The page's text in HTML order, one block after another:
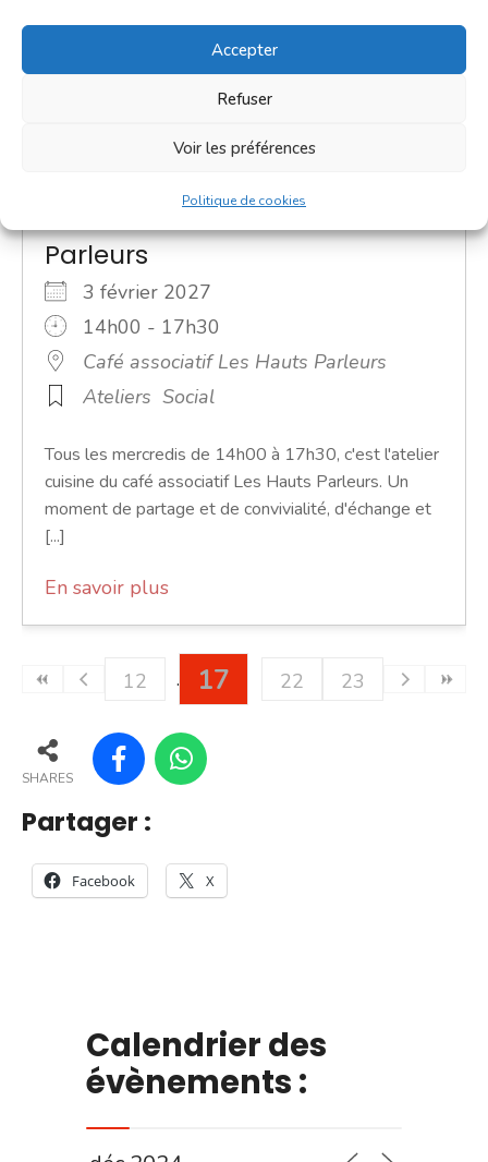
Accepter
Refuser
Voir les préférences
Politique de cookies
Atelier cuisine - Les Hauts
Parleurs
3 février 2027
14h00 - 17h30
Café associatif Les Hauts Parleurs
Ateliers Social
Tous les mercredis de 14h00 à 17h30, c'est l'atelier
cuisine du café associatif Les Hauts Parleurs. Un
moment de partage et de convivialité, d'échange et
[...]
En savoir plus
12 17 22 23
SHARES
Partager :
Facebook X
Calendrier des
évènements :